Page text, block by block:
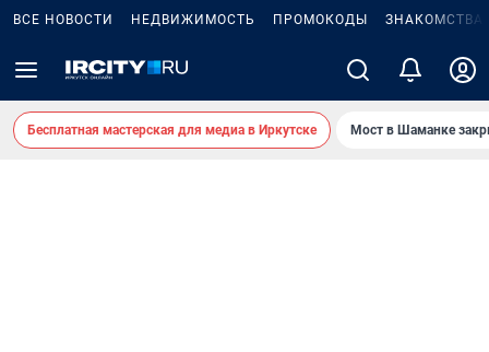
ВСЕ НОВОСТИ НЕДВИЖИМОСТЬ ПРОМОКОДЫ ЗНАКОМСТВА
Бесплатная мастерская для медиа в Иркутске Мост в Шаманке